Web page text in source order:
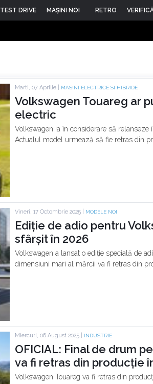
TEST DRIVE MAŞINI NOI RETRO
Marti, 07 Aprilie | MASINI ELECTRICE SI HIBRIDE
Volkswagen Touareg ar
electric
Volkswagen ia în considerare să relanseze
Actualul model urmează să fie retras din
Vineri, 17 Octombrie 2025 | MODELE NOI
Ediție de adio pentru
sfârșit în 2026
Volkswagen a lansat o ediție specială de
dimensiuni mari al mărcii va fi retras din
Miercuri, 06 August 2025 | INDUSTRIE
OFICIAL: Final de drum
va fi retras din producție
Volkswagen Touareg va fi retras din